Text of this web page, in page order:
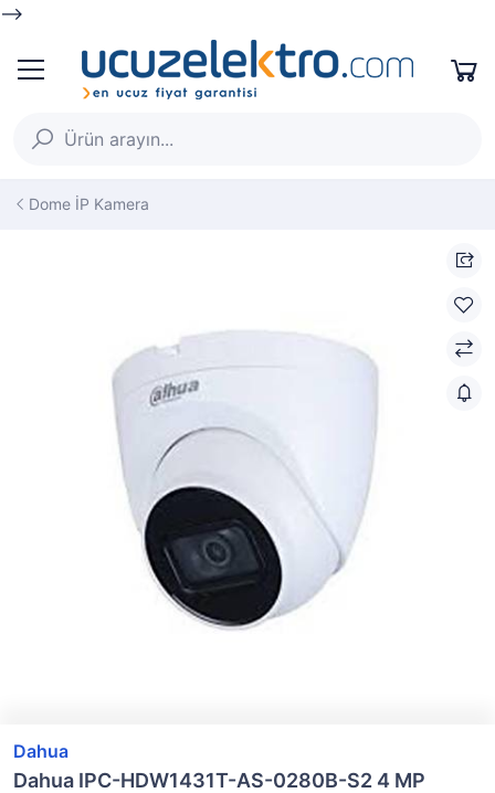
-->
Dome İP Kamera
Dahua
Dahua IPC-HDW1431T-AS-0280B-S2 4 MP